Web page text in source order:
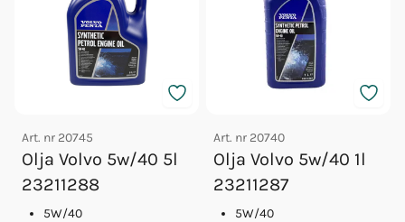
Art. nr 20745
Olja Volvo 5w/40 5l
23211288
5W/40
Art. nr 20740
Olja Volvo 5w/40 1l
23211287
5W/40